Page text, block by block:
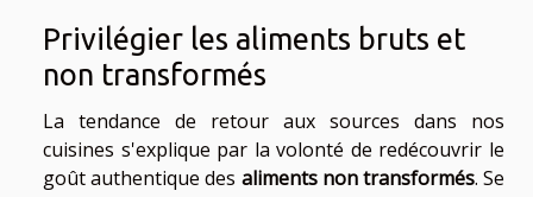
Privilégier les aliments bruts et
non transformés
La tendance de retour aux sources dans nos
cuisines s'explique par la volonté de redécouvrir le
goût authentique des aliments non transformés. Se